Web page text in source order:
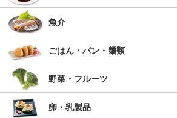
魚介
ごはん・パン・麺類
野菜・フルーツ
卵・乳製品